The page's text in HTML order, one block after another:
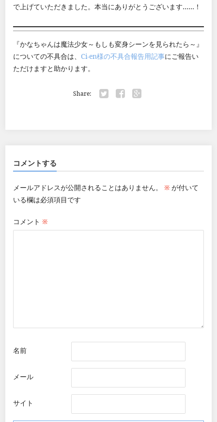
で上げていただきました。本当にありがとうございます……！
『かなちゃんは魔法少女～もしも変身シーンを見られたら～』
についての不具合は、 Ci-en様の不具合報告用記事にご報告い
ただけますと助かります。
Share:
コメントする
メールアドレスが公開されることはありません。 ※ が付いて
いる欄は必須項目です
コメント ※
名前
メール
サイト